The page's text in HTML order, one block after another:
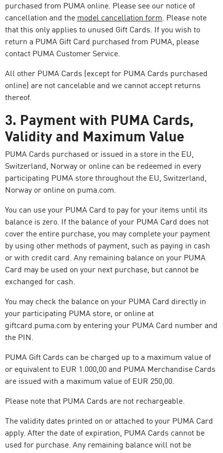
purchased from PUMA online. Please see our notice of
cancellation and the model cancellation form. Please note
that this only applies to unused Gift Cards. If you wish to
return a PUMA Gift Card purchased from PUMA, please
contact PUMA Customer Service.
All other PUMA Cards (except for PUMA Cards purchased
online) are not cancelable and we cannot accept returns
thereof.
3. Payment with PUMA Cards,
Validity and Maximum Value
PUMA Cards purchased or issued in a store in the EU,
Switzerland, Norway or online can be redeemed in every
participating PUMA store throughout the EU, Switzerland,
Norway or online on puma.com.
You can use your PUMA Card to pay for your items until its
balance is zero. If the balance of your PUMA Card does not
cover the entire purchase, you may complete your payment
by using other methods of payment, such as paying in cash
or with credit card. Any remaining balance on your PUMA
Card may be used on your next purchase, but cannot be
exchanged for cash.
You may check the balance on your PUMA Card directly in
your participating PUMA store, or online at
giftcard.puma.com by entering your PUMA Card number and
the PIN.
PUMA Gift Cards can be charged up to a maximum value of
or equivalent to EUR 1.000,00 and PUMA Merchandise Cards
are issued with a maximum value of EUR 250,00.
Please note that PUMA Cards are not rechargeable.
The validity dates printed on or attached to your PUMA Card
apply. After the date of expiration, PUMA Cards cannot be
used for purchase. Any remaining balance will not be